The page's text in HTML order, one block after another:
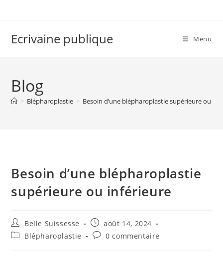
Ecrivaine publique Menu
Blog
> Blépharoplastie > Besoin d’une blépharoplastie supérieure ou
Besoin d’une blépharoplastie
supérieure ou inférieure
Auteur/autrice
de
la
Belle Suissesse
Publication
publiée :
août 14, 2024
PostBlépharoplastie
Commentaires
0 commentaire